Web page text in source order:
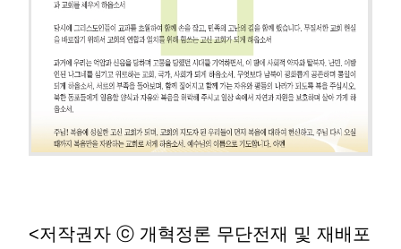
<저작권자 ⓒ 개혁정론 무단전재 및 재배포